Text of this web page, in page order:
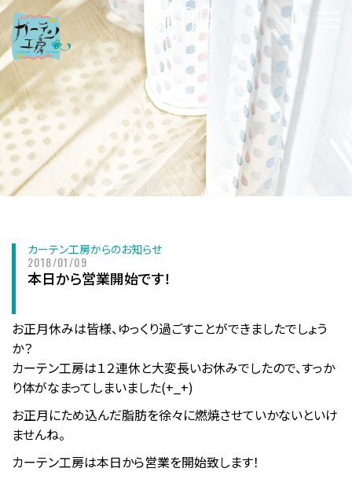
BLOG
ブログ
カーテン工房からのお知らせ
2018/01/09
本日から営業開始です！
お正月休みは皆様、ゆっくり過ごすことができましたでしょう
か？
カーテン工房は１２連休と大変長いお休みでしたので、すっか
り体がなまってしまいました(+_+)
お正月にため込んだ脂肪を徐々に燃焼させていかないといけ
ませんね。
カーテン工房は本日から営業を開始致します！